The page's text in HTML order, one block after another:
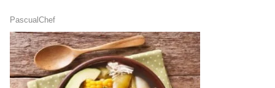
PascualChef